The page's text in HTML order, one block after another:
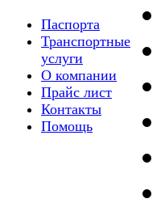
Паспорта
Транспортные
услуги
О компании
Прайс лист
Контакты
Помощь